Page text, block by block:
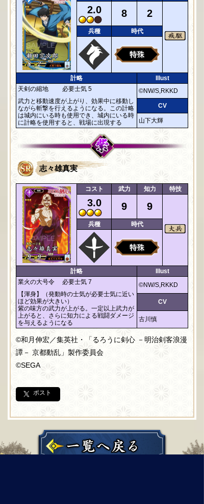
2.0 8 2
兵種 時代
計略
Illust
天剣の縮地
必要士気 5
武力と移動速度が上がり、効果中に移動し
ながら斬撃を行えるようになる。この計略
は城内にいる時も使用でき、城内にいる時
に計略を使用すると、戦場に出現する
©NW/S,RKKD
CV
山下大輝
志々雄真実
コスト 武力 知力 特技
3.0 9 9
兵種 時代
計略
Illust
業火の大号令
必要士気 7
【渾身】（発動時の士気が必要士気に近い
ほど効果が大きい）
紫の味方の武力が上がる。一定以上武力が
上がると、さらに知力による戦闘ダメージ
を与えるようになる
©NW/S,RKKD
CV
古川慎
©和月伸宏／集英社・「るろうに剣心 －明治剣客浪漫
譚－ 京都動乱」製作委員会
©SEGA
ポスト